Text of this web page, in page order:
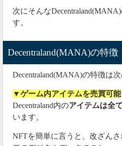
次にそんな
す。
Decentraland(MANA)の特徴
Decentraland(MANA)の特徴は次
▼ゲーム内アイテムを売買可能
Decentraland内のアイテムは全
います。
NFTを簡単に言うと、改ざん